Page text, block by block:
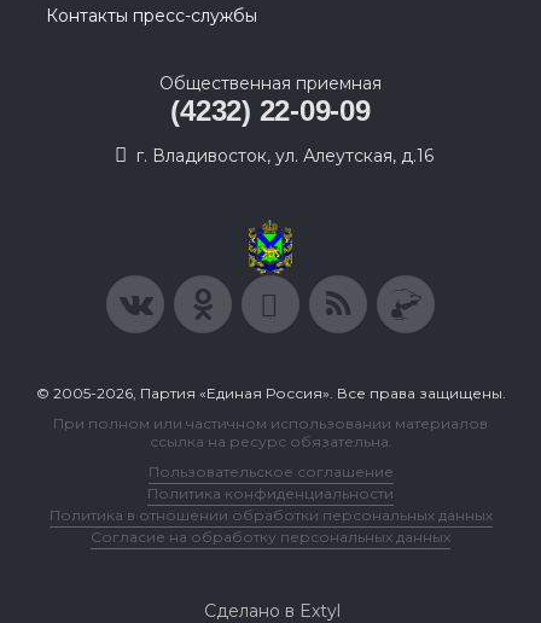
Контакты пресс-службы
Общественная приемная
(4232) 22-09-09
г. Владивосток, ул. Алеутская, д.16
© 2005-2026, Партия «Единая Россия». Все права защищены.
При полном или частичном использовании материалов
ссылка на ресурс обязательна.
Пользовательское соглашение
Политика конфиденциальности
Политика в отношении обработки персональных данных
Согласие на обработку персональных данных
Сделано в Extyl